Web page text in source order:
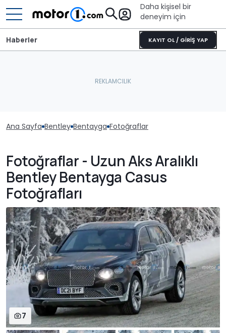
Daha kişisel bir
deneyim için
KAYIT OL / GİRİŞ YAP
Haberler
Ana Sayfa Bentley Bentayga Fotoğraflar
Fotoğraflar - Uzun Aks Aralıklı
Bentley Bentayga Casus
Fotoğrafları
7